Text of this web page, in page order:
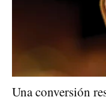
Una conversión